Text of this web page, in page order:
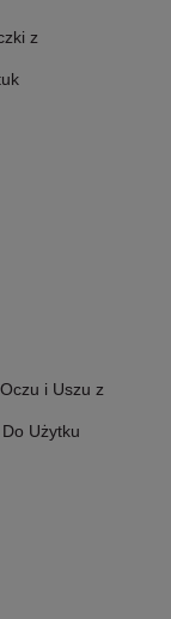
z
i Uszu z
Użytku